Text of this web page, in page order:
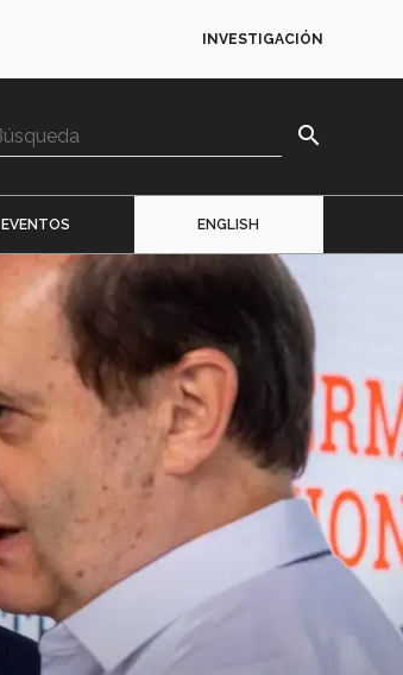
INVESTIGACIÓN
search
EVENTOS ENGLISH